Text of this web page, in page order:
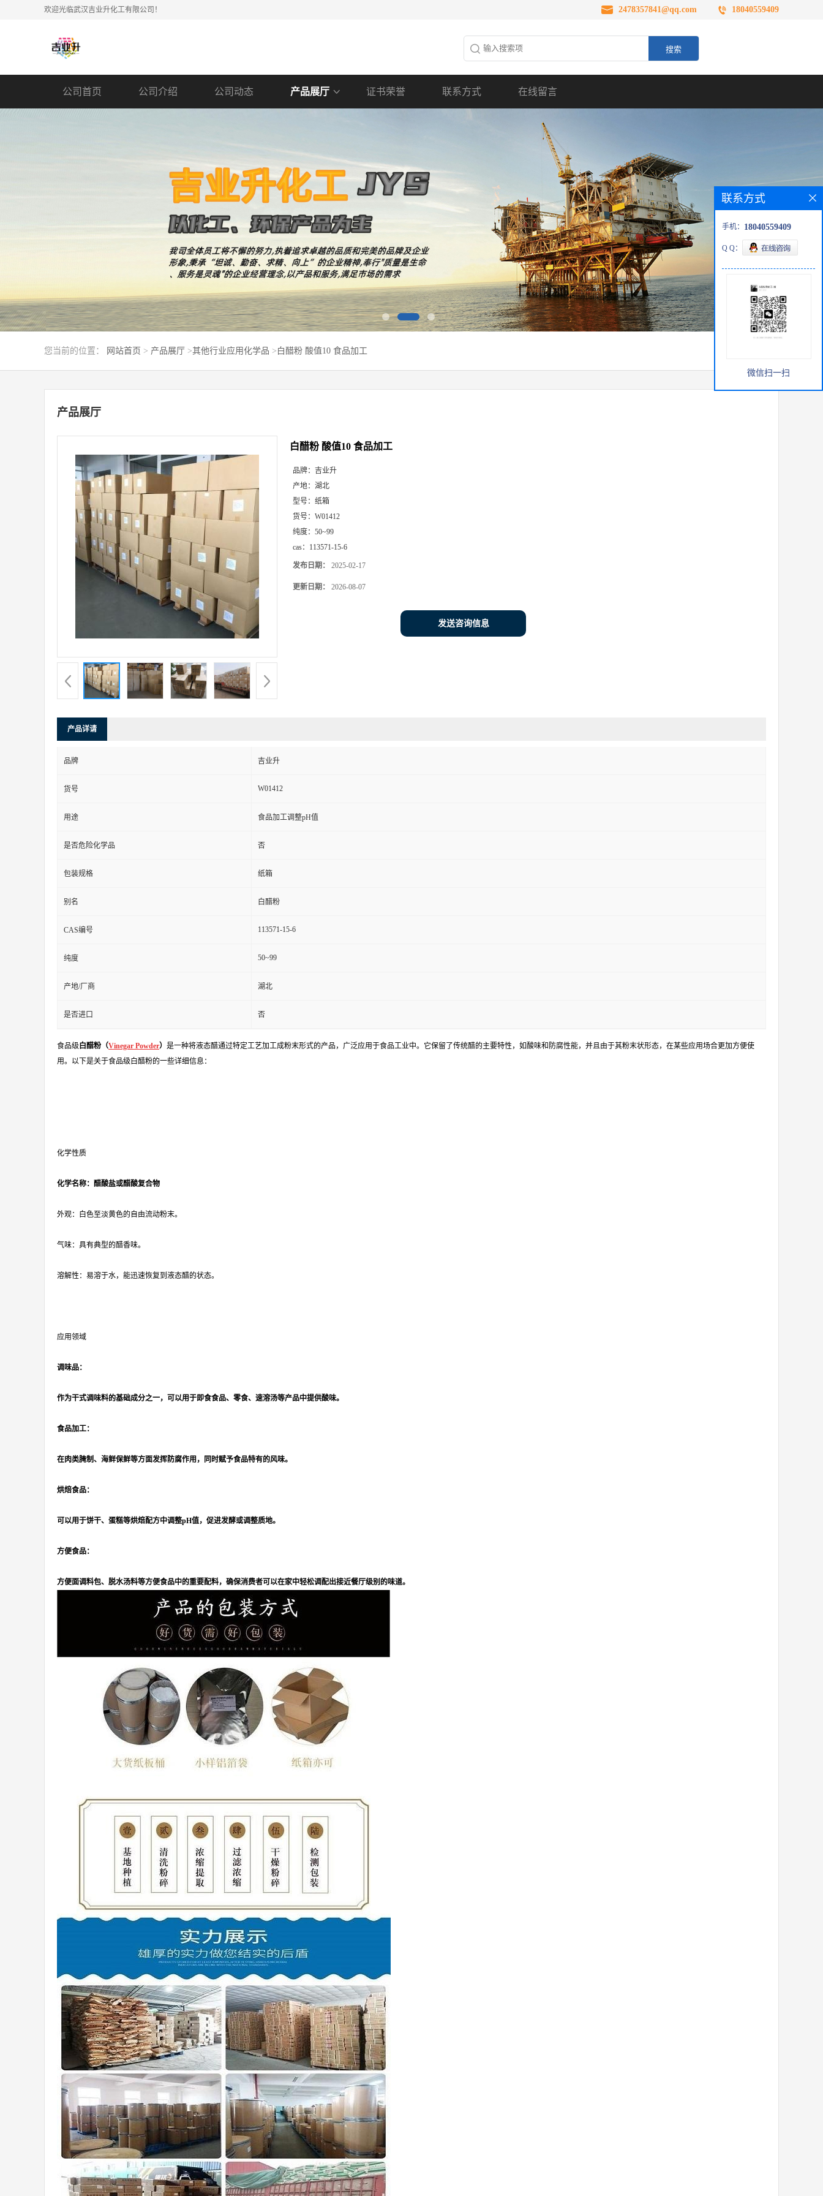
欢迎光临武汉吉业升化工有限公司！ 2478357841@qq.com 18040559409
公司首页 公司介绍 公司动态 产品展厅 证书荣誉 联系方式 在线留言
您当前的位置： 网站首页 > 产品展厅 >其他行业应用化学品 > 白醋粉 酸值10 食品加工
产品展厅
白醋粉 酸值10 食品加工
品牌： 吉业升
产地： 湖北
型号： 纸箱
货号： W01412
纯度： 50~99
cas： 113571-15-6
发布日期： 2025-02-17
更新日期： 2026-08-07
发送咨询信息
产品详请
品牌 吉业升
货号 W01412
用途 食品加工调整pH值
是否危险化学品 否
包装规格 纸箱
别名 白醋粉
CAS编号 113571-15-6
纯度 50~99
产地/厂商 湖北
是否进口 否
食品级 白醋粉（Vinegar Powder） 是一种将液态醋通过特定工艺加工成粉末形式的产品，广泛应用于食品工业中。它保留了传统醋的主要特性，如酸味和防腐性能，并且由于其粉末状形态，在某些应用场合更加方便使
用。以下是关于食品级白醋粉的一些详细信息：
化学性质
化学名称：醋酸盐或醋酸复合物
外观：白色至淡黄色的自由流动粉末。
气味：具有典型的醋香味。
溶解性：易溶于水，能迅速恢复到液态醋的状态。
应用领域
调味品：
作为干式调味料的基础成分之一，可以用于即食食品、零食、速溶汤等产品中提供酸味。
食品加工：
在肉类腌制、海鲜保鲜等方面发挥防腐作用，同时赋予食品特有的风味。
烘焙食品：
可以用于饼干、蛋糕等烘焙配方中调整pH值，促进发酵或调整质地。
方便食品：
方便面调料包、脱水汤料等方便食品中的重要配料，确保消费者可以在家中轻松调配出接近餐厅级别的味道。
联系方式
手机： 18040559409
Q Q：
微信扫一扫